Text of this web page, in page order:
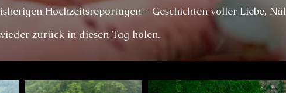
Hochzeitsreportagen – Geschichten voller Liebe,
zurück in diesen Tag holen.